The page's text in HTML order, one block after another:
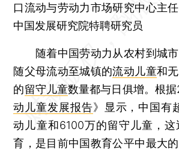
口流动与劳动力市场研究中心主
中国发展研究院特聘研究员
随着中国劳动力从农村到城市
随父母流动至城镇的流动儿童和
的留守儿童数量都与日俱增。根
动儿童发展报告》显示，中国有
动儿童和6100万的留守儿童，
育，是目前中国教育公平中最大